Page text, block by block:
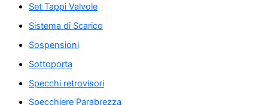
Set Tappi Valvole
Sistema di Scarico
Sospensioni
Sottoporta
Specchi retrovisori
Specchiere Parabrezza